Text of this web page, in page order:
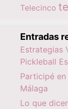
Telecinco
Entradas
Estrategias
Pickleball
Participé en
Málaga
Lo que